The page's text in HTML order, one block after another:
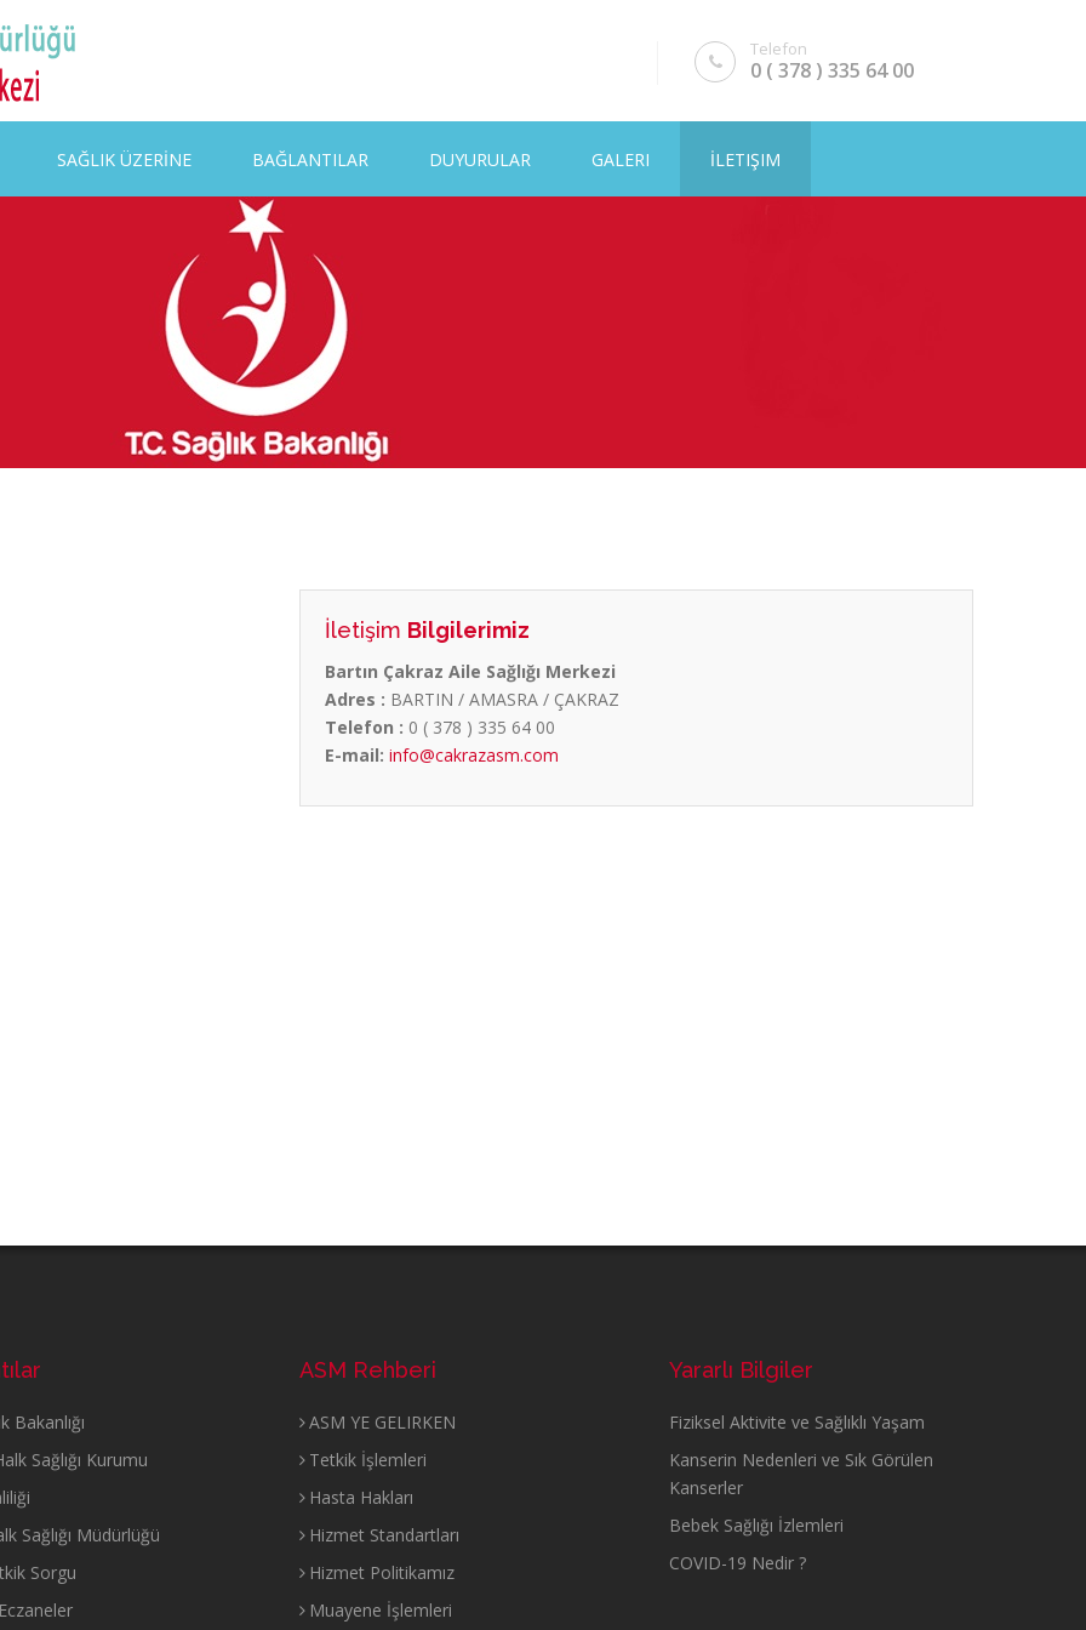
Telefon
0 ( 378 ) 335 64 00
SAĞLIK ÜZERİNE BAĞLANTILAR DUYURULAR GALERI İLETIŞIM
İletişim Bilgilerimiz
Bartın Çakraz Aile Sağlığı Merkezi
Adres : BARTIN / AMASRA / ÇAKRAZ
Telefon : 0 ( 378 ) 335 64 00
E-mail:info@cakrazasm.com
Bakanlığı
Sağlığı Kurumu
Sağlığı Müdürlüğü
Sorgu
ASM Rehberi
ASM YE GELIRKEN
Tetkik İşlemleri
Hasta Hakları
Hizmet Standartları
Hizmet Politikamız
Muayene İşlemleri
Yararlı Bilgiler
Fiziksel Aktivite ve Sağlıklı Yaşam
Kanserin Nedenleri ve Sık Görülen
Kanserler
Bebek Sağlığı İzlemleri
COVID-19 Nedir ?